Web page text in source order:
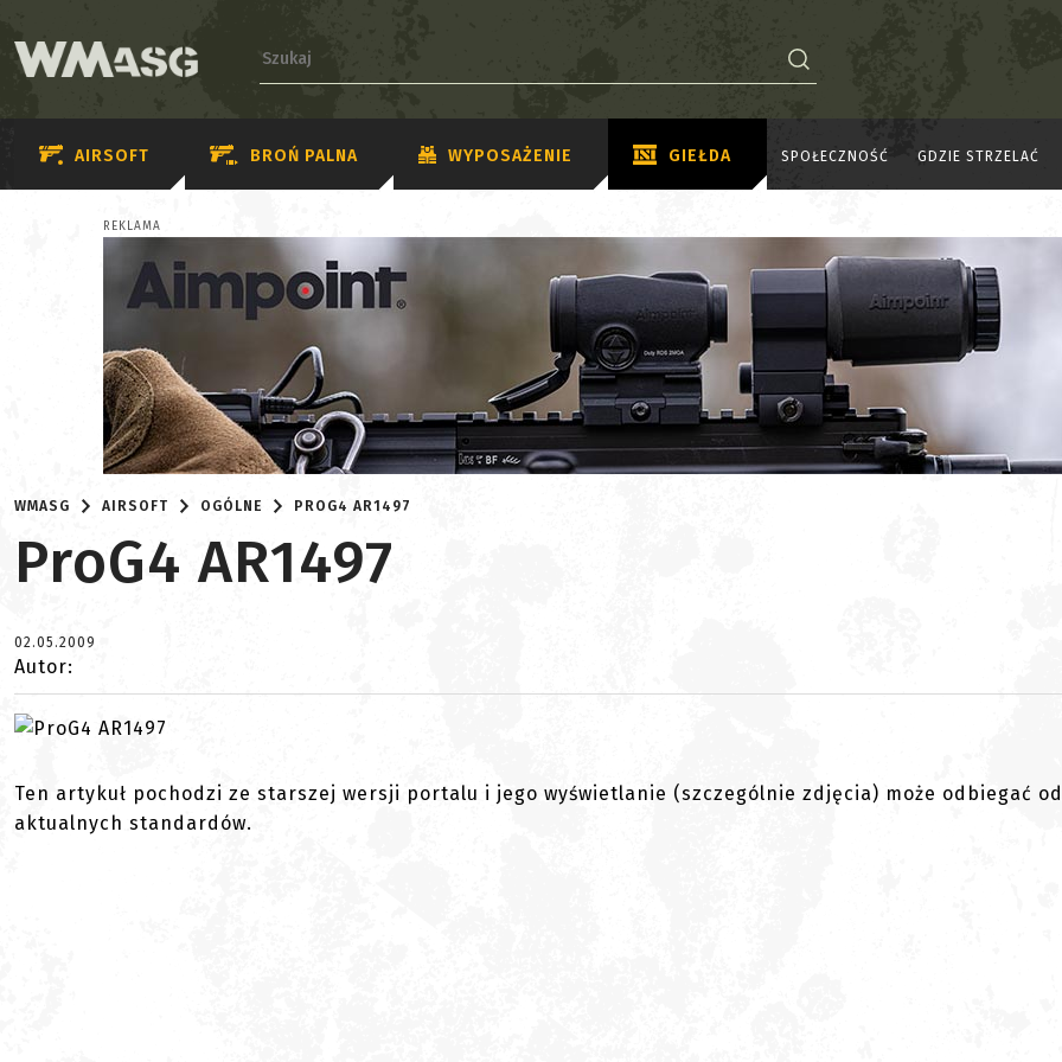
AIRSOFT BROŃ PALNA WYPOSAŻENIE GIEŁDA SPOŁECZNOŚĆ GDZIE STRZELAĆ
REKLAMA
WMASG AIRSOFT OGÓLNE PROG4 AR1497
ProG4 AR1497
02.05.2009
Autor:
Ten artykuł pochodzi ze starszej wersji portalu i jego wyświetlanie (szczególnie zdjęcia) może odbiegać od
aktualnych standardów.